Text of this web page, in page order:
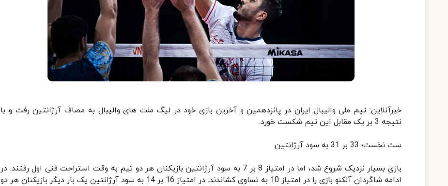
خبرآنلاین: تیم ملی والیبال ایران در پانزدهمین و آخرین بازی خود در لیگ ملت های والیبال به مصاف آرژانتین رفت و با
نتیجه 3 بر یک مقابل این تیم شکست خورد.
ست نخست؛ 33 بر 31 به سود آرژانتین
بازی بسیار نزدیک شروع شد، اما در امتیاز 8 بر 7 به سود آرژانتین بازیکنان هر دو تیم به وقت استراحت فنی اول رفتند. در
ادامه شاگردان آلکنو بازی را در امتیاز 10 به تساوی کشاندند. در امتیاز 16 بر 14 به سود آرژانتین یک بار دیگر بازیکنان هر دو